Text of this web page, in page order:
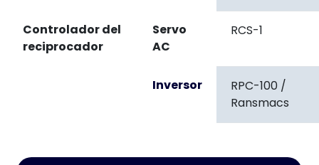
Controlador del
reciprocador
Servo
AC
RCS-1
Inversor
RPC-100 /
Ransmacs